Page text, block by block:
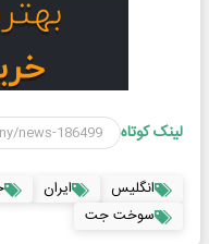
لینک کوتاه
انگلیس ایران
سوخت جت